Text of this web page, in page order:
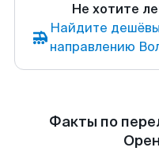
Не хотите
Найдите
направлению
Факты по